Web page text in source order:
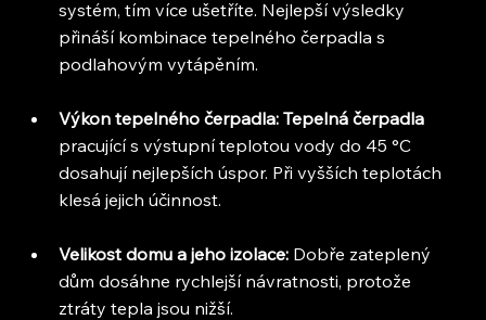
systém, tím více ušetříte. Nejlepší výsledky
přináší kombinace tepelného čerpadla s
podlahovým vytápěním.
Výkon tepelného čerpadla: Tepelná čerpadla
pracující s výstupní teplotou vody do 45 °C
dosahují nejlepších úspor. Při vyšších teplotách
klesá jejich účinnost.
Velikost domu a jeho izolace: Dobře zateplený
dům dosáhne rychlejší návratnosti, protože
ztráty tepla jsou nižší.